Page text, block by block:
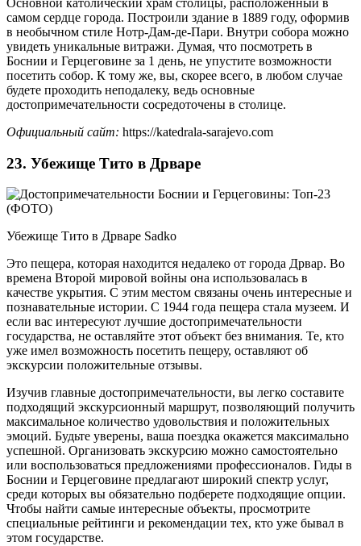
самом сердце города. Построили здание в 1889 году, оформив
в необычном стиле Нотр-Дам-де-Пари. Внутри собора можно
увидеть уникальные витражи. Думая, что посмотреть в
Боснии и Герцеговине за 1 день, не упустите возможности
посетить собор. К тому же, вы, скорее всего, в любом случае
будете проходить неподалеку, ведь основные
достопримечательности сосредоточены в столице.
Официальный сайт: https://katedrala-sarajevo.com
23. Убежище Тито в Дрваре
Убежище Тито в Дрваре Sadko
Это пещера, которая находится недалеко от города Дрвар. Во
времена Второй мировой войны она использовалась в
качестве укрытия. С этим местом связаны очень интересные и
познавательные истории. С 1944 года пещера стала музеем. И
если вас интересуют лучшие достопримечательности
государства, не оставляйте этот объект без внимания. Те, кто
уже имел возможность посетить пещеру, оставляют об
экскурсии положительные отзывы.
Изучив главные достопримечательности, вы легко составите
подходящий экскурсионный маршрут, позволяющий получить
максимальное количество удовольствия и положительных
эмоций. Будьте уверены, ваша поездка окажется максимально
успешной. Организовать экскурсию можно самостоятельно
или воспользоваться предложениями профессионалов. Гиды в
Боснии и Герцеговине предлагают широкий спектр услуг,
среди которых вы обязательно подберете подходящие опции.
Чтобы найти самые интересные объекты, просмотрите
специальные рейтинги и рекомендации тех, кто уже бывал в
этом государстве.